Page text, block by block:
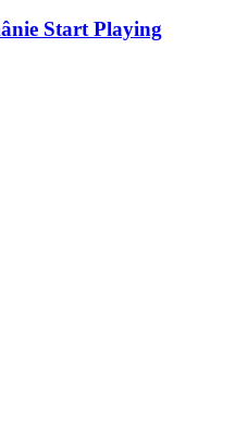
Start Playing